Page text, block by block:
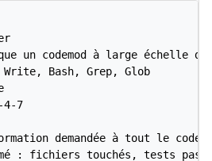
un codemod à large échelle
Bash, Grep, Glob
4-7
demandée à tout le